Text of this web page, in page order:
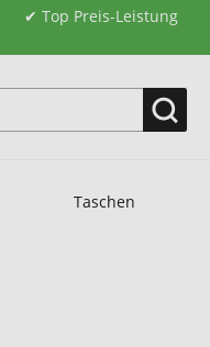
✔ Top Preis-Leistung
Taschen